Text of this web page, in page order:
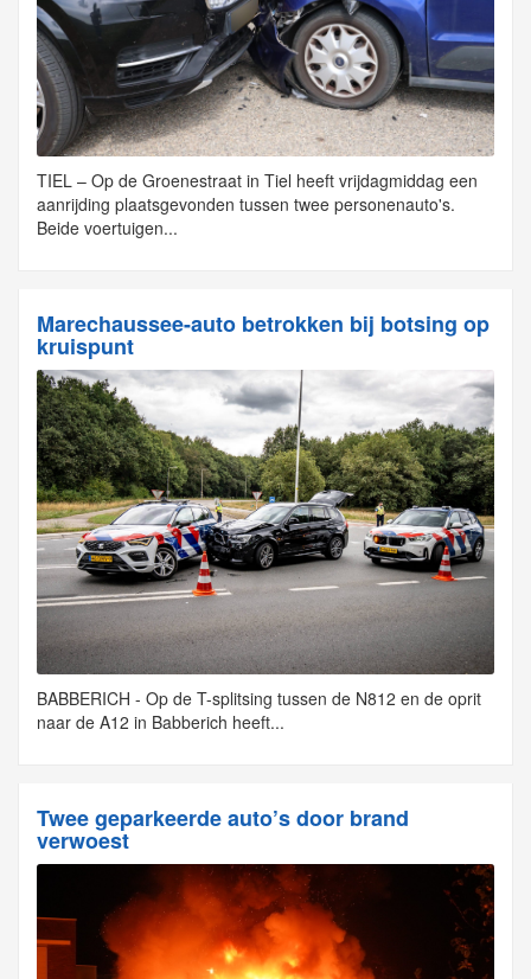
TIEL – Op de Groenestraat in Tiel heeft vrijdagmiddag een
aanrijding plaatsgevonden tussen twee personenauto's.
Beide voertuigen...
Marechaussee-auto betrokken bij botsing op
kruispunt
BABBERICH - Op de T-splitsing tussen de N812 en de oprit
naar de A12 in Babberich heeft...
Twee geparkeerde auto’s door brand
verwoest